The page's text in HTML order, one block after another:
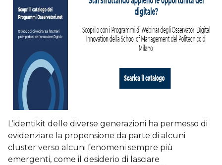
L’identikit delle diverse generazioni ha permesso di
evidenziare la propensione da parte di alcuni
cluster verso alcuni fenomeni sempre più
emergenti, come il desiderio di lasciare